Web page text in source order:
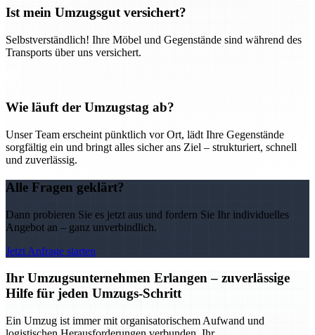
Ist mein Umzugsgut versichert?
Selbstverständlich! Ihre Möbel und Gegenstände sind während des
Transports über uns versichert.
Wie läuft der Umzugstag ab?
Unser Team erscheint pünktlich vor Ort, lädt Ihre Gegenstände
sorgfältig ein und bringt alles sicher ans Ziel – strukturiert, schnell
und zuverlässig.
Alle Fragen geklärt?
Dann probieren Sie es jetzt aus und fordern Sie Ihr individuelles
Angebot an – ganz unverbindlich.
Jetzt Anfrage starten
Ihr Umzugsunternehmen Erlangen – zuverlässige
Hilfe für jeden Umzugs-Schritt
Ein Umzug ist immer mit organisatorischem Aufwand und